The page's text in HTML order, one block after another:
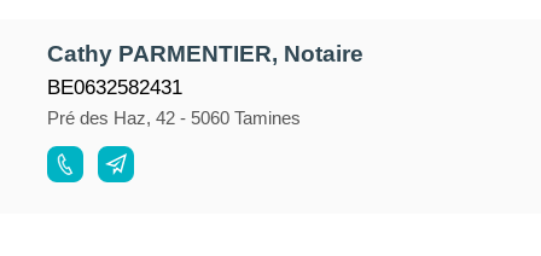
Cathy PARMENTIER, Notaire
BE0632582431
Pré des Haz, 42 - 5060 Tamines